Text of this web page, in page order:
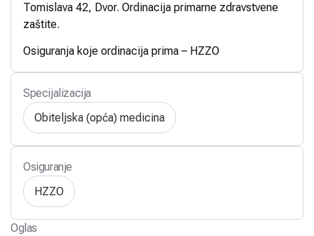
Tomislava 42, Dvor. Ordinacija primarne zdravstvene
zaštite.
Osiguranja koje ordinacija prima – HZZO
Specijalizacija
Obiteljska (opća) medicina
Osiguranje
HZZO
Oglas